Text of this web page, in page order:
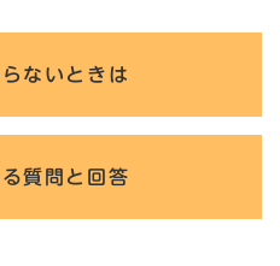
ないときは
質問と回答